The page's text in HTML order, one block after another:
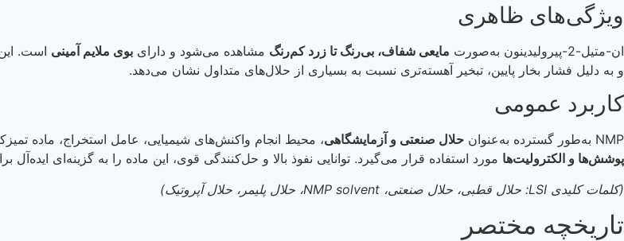
ویژگی‌های ظاهری
ان-متیل-2-پیرولیدینون به‌صورت مایعی شفاف، بی‌رنگ تا زرد کم‌رنگ مشاهده می‌شود و دارای بوی ملایم آمینی است.
و به دلیل فشار بخار پایین، تبخیر آهسته‌تری نسبت به بسیاری از حلال‌های متداول نشان می‌دهد.
کاربرد عمومی
NMP به‌طور گسترده به‌عنوان حلال صنعتی و آزمایشگاهی، محیط انجام واکنش‌های شیمیایی، عامل استخراج، ماده
پوشش‌ها و الکترولیت‌ها مورد استفاده قرار می‌گیرد. توانایی نفوذ بالا و حل‌کنندگی قوی، این ماده را به گزینه‌ای
(کلمات کلیدی LSI: حلال قطبی، حلال صنعتی، NMP solvent، حلال پلیمر، حلال آپروتیک)
تاریخچه مختصر